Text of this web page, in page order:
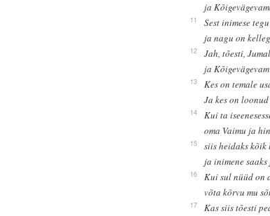
ja
11
Sest inimese
ja nagu on
12
Jah, tõesti,
ja
13
Kes on temale
Ja kes on
14
Kui ta
oma Vaimu ja
15
siis heidaks kõik
ja inimene
16
Kui sul nüüd on
võta kõrvu mu
17
Kas siis tõesti